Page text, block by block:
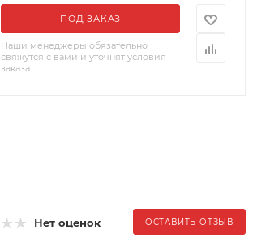
ПОД ЗАКАЗ
Наши менеджеры обязательно
свяжутся с вами и уточнят условия
заказа
Нет оценок ОСТАВИТЬ ОТЗЫВ